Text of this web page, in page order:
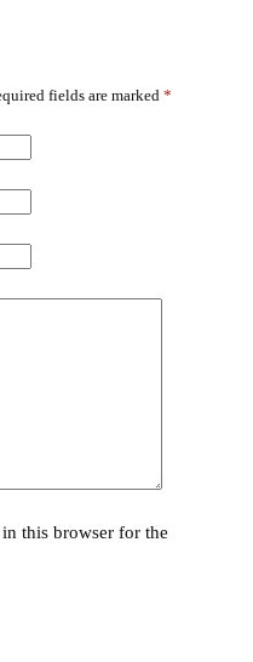
fields are marked *
this browser for the